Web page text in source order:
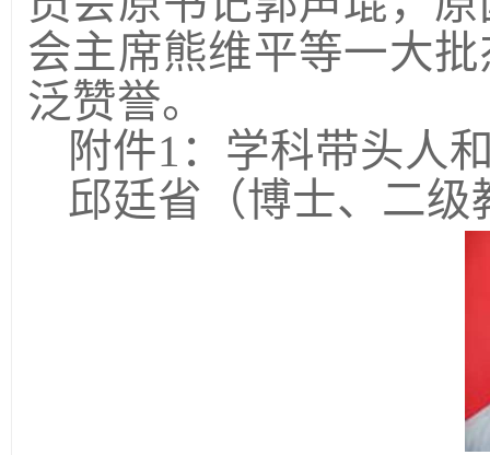
会主席熊维平等一大
泛赞誉。
附件1 ：学科带头人
邱廷省 （博士、二